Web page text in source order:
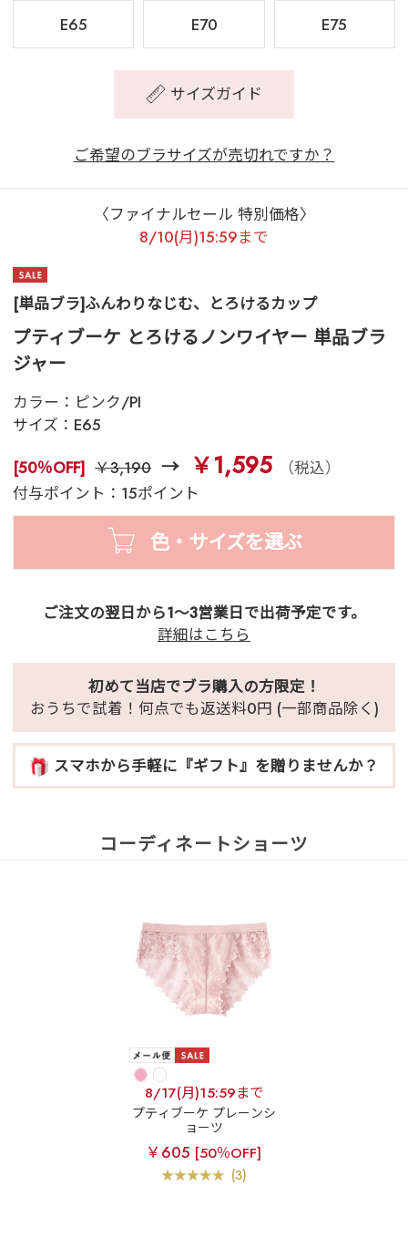
E65 E70 E75
サイズガイド
ご希望のブラサイズが売切れですか？
〈ファイナルセール 特別価格〉
8/10(月)15:59まで
[単品ブラ]ふんわりなじむ、とろけるカップ
プティブーケ とろけるノンワイヤー 単品ブラ
ジャー
カラー： ピンク/PI
サイズ： E65
[50％OFF] ￥3,190 ￥1,595
（税込）
付与ポイント：15ポイント
色・サイズを選ぶ
ご注文の翌日から1～3営業日で出荷予定です。
詳細はこちら
初めて当店でブラ購入の方限定！
おうちで試着！何点でも返送料0円 (一部商品除く)
スマホから手軽に『ギフト』を贈りませんか？
コーディネートショーツ
8/17(月)15:59まで
プティブーケ プレーンシ
ョーツ
￥605 [50％OFF]
(3)